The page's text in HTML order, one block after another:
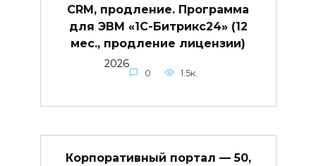
CRM, продление. Программа
для ЭВМ «1С-Битрикс24» (12
мес., продление лицензии)
2026
0 1.5к.
Корпоративный портал — 50,